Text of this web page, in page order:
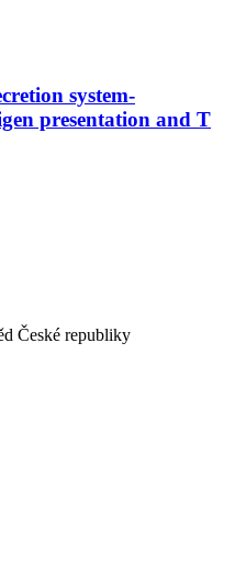
system-
presentation and T
České republiky